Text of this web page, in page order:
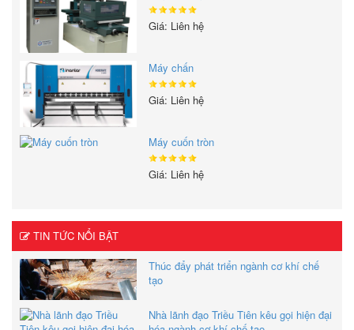
Giá: Liên hệ
Máy chấn
Giá: Liên hệ
Máy cuốn tròn
Giá: Liên hệ
TIN TỨC NỔI BẬT
Thúc đẩy phát triển ngành cơ khí chế
tạo
Nhà lãnh đạo Triều Tiên kêu gọi hiện đại